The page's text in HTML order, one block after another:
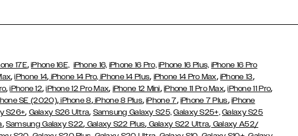
17E,iPhone 16E, iPhone 16, iPhone 16 Pro, iPhone 16 Plus, iPhone 16 Pro
,iPhone 14, iPhone 14 Pro, iPhone 14 Plus, iPhone 14 Pro Max, iPhone 13,
,iPhone 12,iPhone 12 Pro Max, iPhone 12 Mini, iPhone 11 Pro Max,iPhone 11 Pro,
SE (2020),iPhone 8,iPhone 8 Plus,iPhone 7, iPhone 7 Plus, iPhone
S26+, Galaxy S26 Ultra, Samsung Galaxy S25, Galaxy S25+, Galaxy S25
, Samsung Galaxy S22, Galaxy S22 Plus, Galaxy S22 Ultra, Galaxy A52/